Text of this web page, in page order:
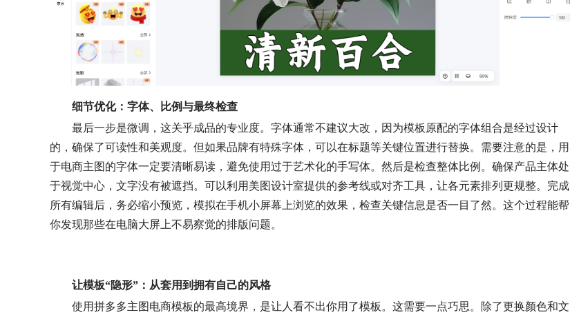
细节优化：字体、比例与最终检查
最后一步是微调，这关乎成品的专业度。字体通常不建议大改，因为模板原配的字体组合是经过设计
的，确保了可读性和美观度。但如果品牌有特殊字体，可以在标题等关键位置进行替换。需要注意的是，用
于电商主图的字体一定要清晰易读，避免使用过于艺术化的手写体。然后是检查整体比例。确保产品主体处
于视觉中心，文字没有被遮挡。可以利用美图设计室提供的参考线或对齐工具，让各元素排列更规整。完成
所有编辑后，务必缩小预览，模拟在手机小屏幕上浏览的效果，检查关键信息是否一目了然。这个过程能帮
你发现那些在电脑大屏上不易察觉的排版问题。
让模板“隐形”：从套用到拥有自己的风格
使用拼多多主图电商模板的最高境界，是让人看不出你用了模板。这需要一点巧思。除了更换颜色和文